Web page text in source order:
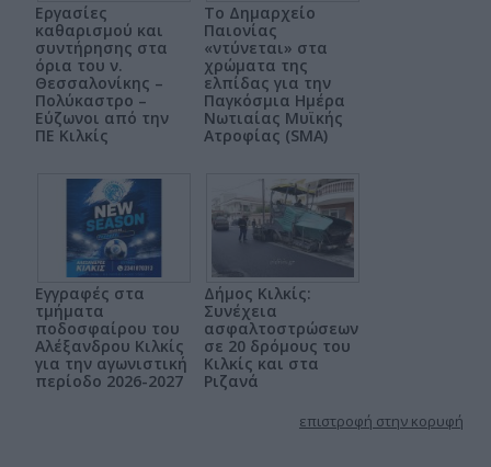
Εργασίες
καθαρισμού και
συντήρησης στα
όρια του ν.
Θεσσαλονίκης –
Πολύκαστρο –
Εύζωνοι από την
ΠΕ Κιλκίς
Το Δημαρχείο
Παιονίας
«ντύνεται» στα
χρώματα της
ελπίδας για την
Παγκόσμια Ημέρα
Νωτιαίας Μυϊκής
Ατροφίας (SMA)
Εγγραφές στα
τμήματα
ποδοσφαίρου του
Αλέξανδρου Κιλκίς
για την αγωνιστική
περίοδο 2026-2027
Δήμος Κιλκίς:
Συνέχεια
ασφαλτοστρώσεων
σε 20 δρόμους του
Κιλκίς και στα
Ριζανά
επιστροφή στην κορυφή